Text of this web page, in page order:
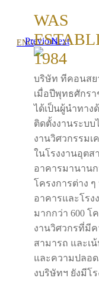
ENGPreviousNext
WAS
1984
บริษัท ทีคอนสย
เมื่อปีพุทธศักรา
ได้เป็นผู้นำทาง
ติดตั้งงานระบบ
งานวิศวกรรมเ
ในโรงงานอุตส
อาคารมานานก
โครงการต่าง ๆ
อาคารและโรง
มากกว่า 600 โ
งานวิศวกรที่มี
สามารถ และเ
และความปลอ
งบริษัทฯ ยังมีโ